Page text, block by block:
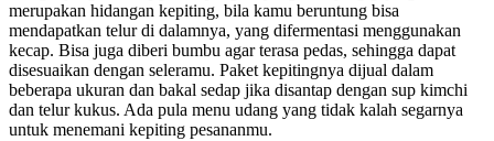
merupakan hidangan kepiting, bila kamu beruntung bisa
mendapatkan telur di dalamnya, yang difermentasi menggunakan
kecap. Bisa juga diberi bumbu agar terasa pedas, sehingga dapat
disesuaikan dengan seleramu. Paket kepitingnya dijual dalam
beberapa ukuran dan bakal sedap jika disantap dengan sup kimchi
dan telur kukus. Ada pula menu udang yang tidak kalah segarnya
untuk menemani kepiting pesananmu.